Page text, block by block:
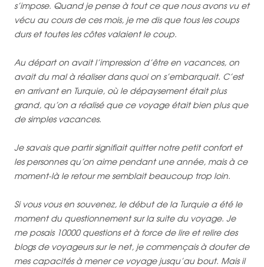
s’impose. Quand je pense à tout ce que nous avons vu et
vécu au cours de ces mois, je me dis que tous les coups
durs et toutes les côtes valaient le coup.
Au départ on avait l’impression d’être en vacances, on
avait du mal à réaliser dans quoi on s’embarquait. C’est
en arrivant en Turquie, où le dépaysement était plus
grand, qu’on a réalisé que ce voyage était bien plus que
de simples vacances.
Je savais que partir signifiait quitter notre petit confort et
les personnes qu’on aime pendant une année, mais à ce
moment-là le retour me semblait beaucoup trop loin.
Si vous vous en souvenez, le début de la Turquie a été le
moment du questionnement sur la suite du voyage. Je
me posais 10000 questions et à force de lire et relire des
blogs de voyageurs sur le net, je commençais à douter de
mes capacités à mener ce voyage jusqu’au bout. Mais il